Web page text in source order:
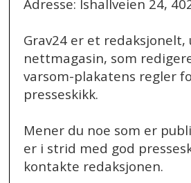
Adresse: Ishallveien 24,
Grav24 er et redaksjonelt,
nettmagasin, som
varsom-plakatens regler
presseskikk.
Mener du noe som er
er i strid med god
kontakte redaksjonen.